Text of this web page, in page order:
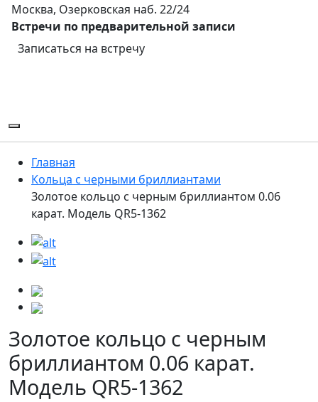
Москва, Озерковская наб. 22/24
Встречи по предварительной записи
Записаться на встречу
Главная
Кольца с черными бриллиантами
Золотое кольцо с черным бриллиантом 0.06
карат. Модель QR5-1362
Золотое кольцо с черным
бриллиантом 0.06 карат.
Модель QR5-1362